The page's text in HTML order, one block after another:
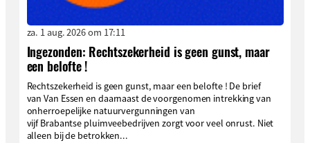
za. 1 aug. 2026 om 17:11
Ingezonden: Rechtszekerheid is geen gunst, maar
een belofte !
Rechtszekerheid is geen gunst, maar een belofte ! De brief
van Van Essen en daarnaast de voorgenomen intrekking van
onherroepelijke natuurvergunningen van
vijf Brabantse pluimveebedrijven zorgt voor veel onrust. Niet
alleen bij de betrokken...